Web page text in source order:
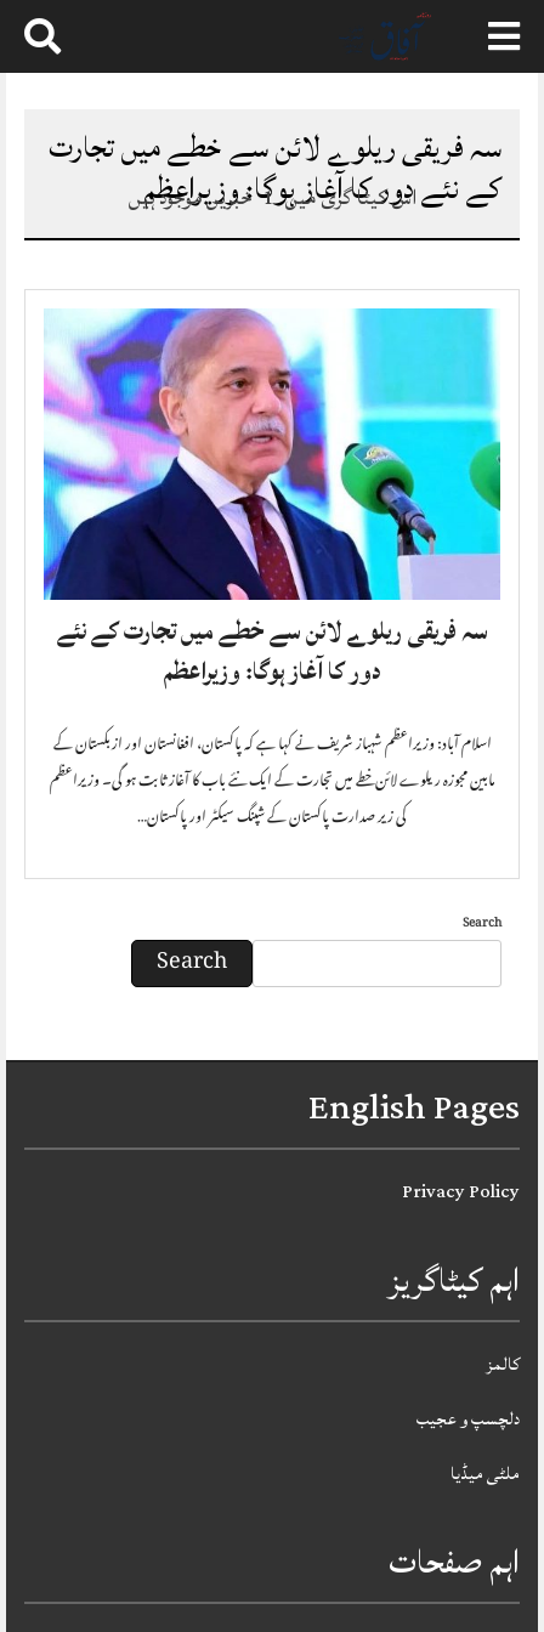
Skip
Search
Search
سہ فریقی ریلوے لائن سے خطے میں تجارت
کے نئے دور کا آغاز ہوگا: وزیراعظم
اس کیٹا گری میں 1 خبریں موجود ہیں
سہ فریقی ریلوے لائن سے خطے میں تجارت کے نئے
دور کا آغاز ہوگا: وزیراعظم
اسلام آباد: وزیراعظم شہباز شریف نے کہا ہے کہ پاکستان، افغانستان اور ازبکستان کے
مابین مجوزہ ریلوے لائن خطے میں تجارت کے ایک نئے باب کا آغاز ثابت ہو گی۔ وزیراعظم
کی زیر صدارت پاکستان کے شپنگ سیکٹر اور پاکستان…
English Pages
Privacy Policy
اہم کیٹاگریز
کالمز
دلچسپ و عجیب
ملٹی میڈیا
اہم صفحات